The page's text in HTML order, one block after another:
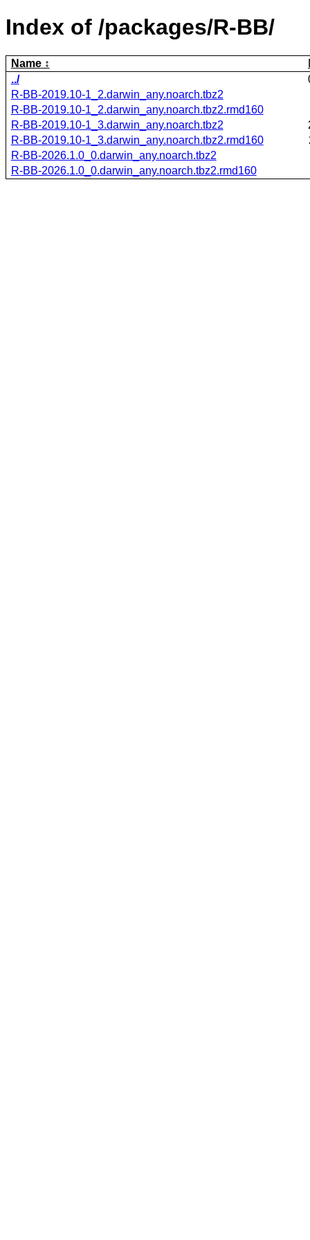
Index of /packages/R-BB/
Name
../
R-BB-2019.10-1_2.darwin_any.noarch.tbz2
R-BB-2019.10-1_2.darwin_any.noarch.tbz2.rmd160
R-BB-2019.10-1_3.darwin_any.noarch.tbz2
R-BB-2019.10-1_3.darwin_any.noarch.tbz2.rmd160
R-BB-2026.1.0_0.darwin_any.noarch.tbz2
R-BB-2026.1.0_0.darwin_any.noarch.tbz2.rmd160